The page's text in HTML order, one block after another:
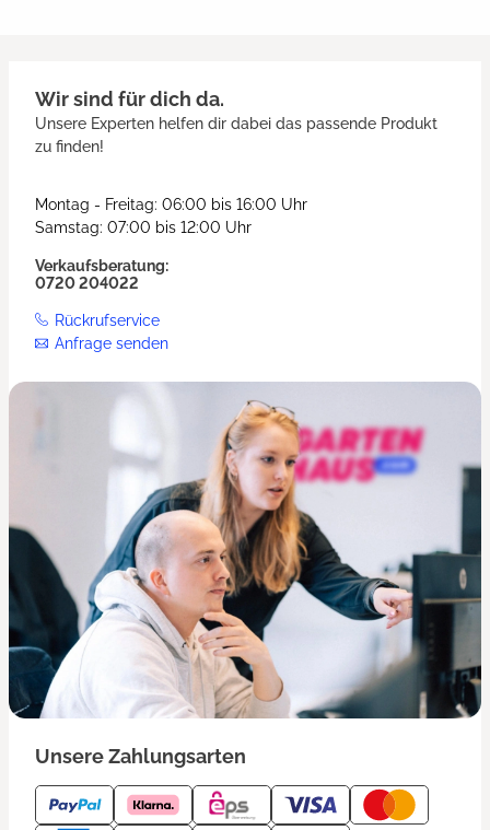
Wir sind für dich da.
Unsere Experten helfen dir dabei das passende Produkt
zu finden!
Montag - Freitag: 06:00 bis 16:00 Uhr
Samstag: 07:00 bis 12:00 Uhr
Verkaufsberatung:
0720 204022
Rückrufservice
Anfrage senden
Unsere Zahlungsarten